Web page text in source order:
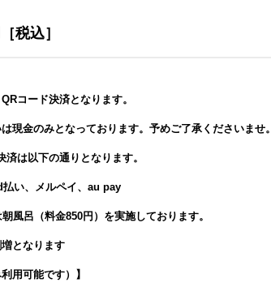
税込］
コード決済となります。
現金のみとなっております。予めご了承くださいませ。
は以下の通りとなります。
い、メルペイ、au pay
風呂（料金850円）を実施しております。
となります
用可能です）】